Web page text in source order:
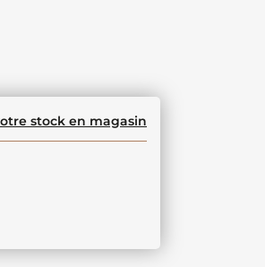
stock en magasin